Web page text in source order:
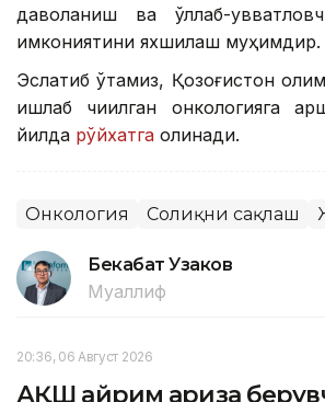
даволаниш ва қўллаб-
имкониятини яхшилаш муҳимдир.
Эслатиб ўтамиз, Қозоғистон
ишлаб чиқилган онкологияга
йилда рўйхатга олинади.
Онкология Соғлиқни сақлаш
Бекабат Узаков
Муаллиф
20:36, 06 Август 2026
АҚШ айрим ариза